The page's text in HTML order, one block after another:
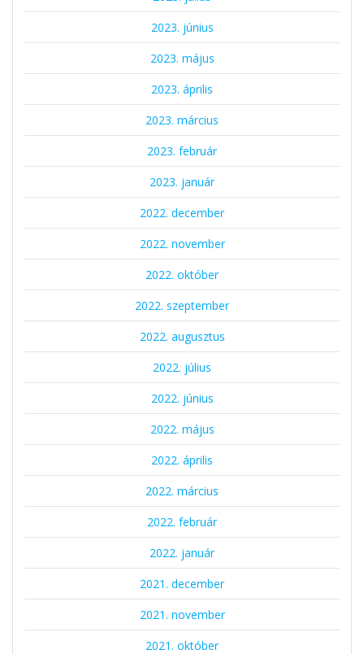
2023. június
2023. május
2023. április
2023. március
2023. február
2023. január
2022. december
2022. november
2022. október
2022. szeptember
2022. augusztus
2022. július
2022. június
2022. május
2022. április
2022. március
2022. február
2022. január
2021. december
2021. november
2021. október